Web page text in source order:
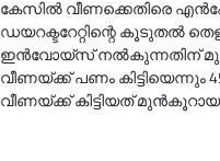
കേസില്‍ വീണക്കെതിരെ
ഡയറക്ടറേറ്റിന്റെ കൂടുതല്‍
ഇന്‍വോയ്‌സ് നല്‍കുന്നതിന്
വീണയ്ക്ക് പണം കിട്ടിയെന്നും
വീണയ്ക്ക് കിട്ടിയത്